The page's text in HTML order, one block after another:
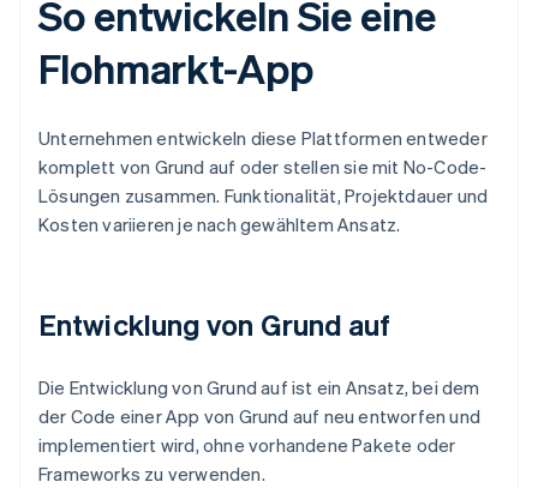
So entwickeln Sie eine
Flohmarkt-App
Unternehmen entwickeln diese Plattformen entweder
komplett von Grund auf oder stellen sie mit No-Code-
Lösungen zusammen. Funktionalität, Projektdauer und
Kosten variieren je nach gewähltem Ansatz.
Entwicklung von Grund auf
Die Entwicklung von Grund auf ist ein Ansatz, bei dem
der Code einer App von Grund auf neu entworfen und
implementiert wird, ohne vorhandene Pakete oder
Frameworks zu verwenden.